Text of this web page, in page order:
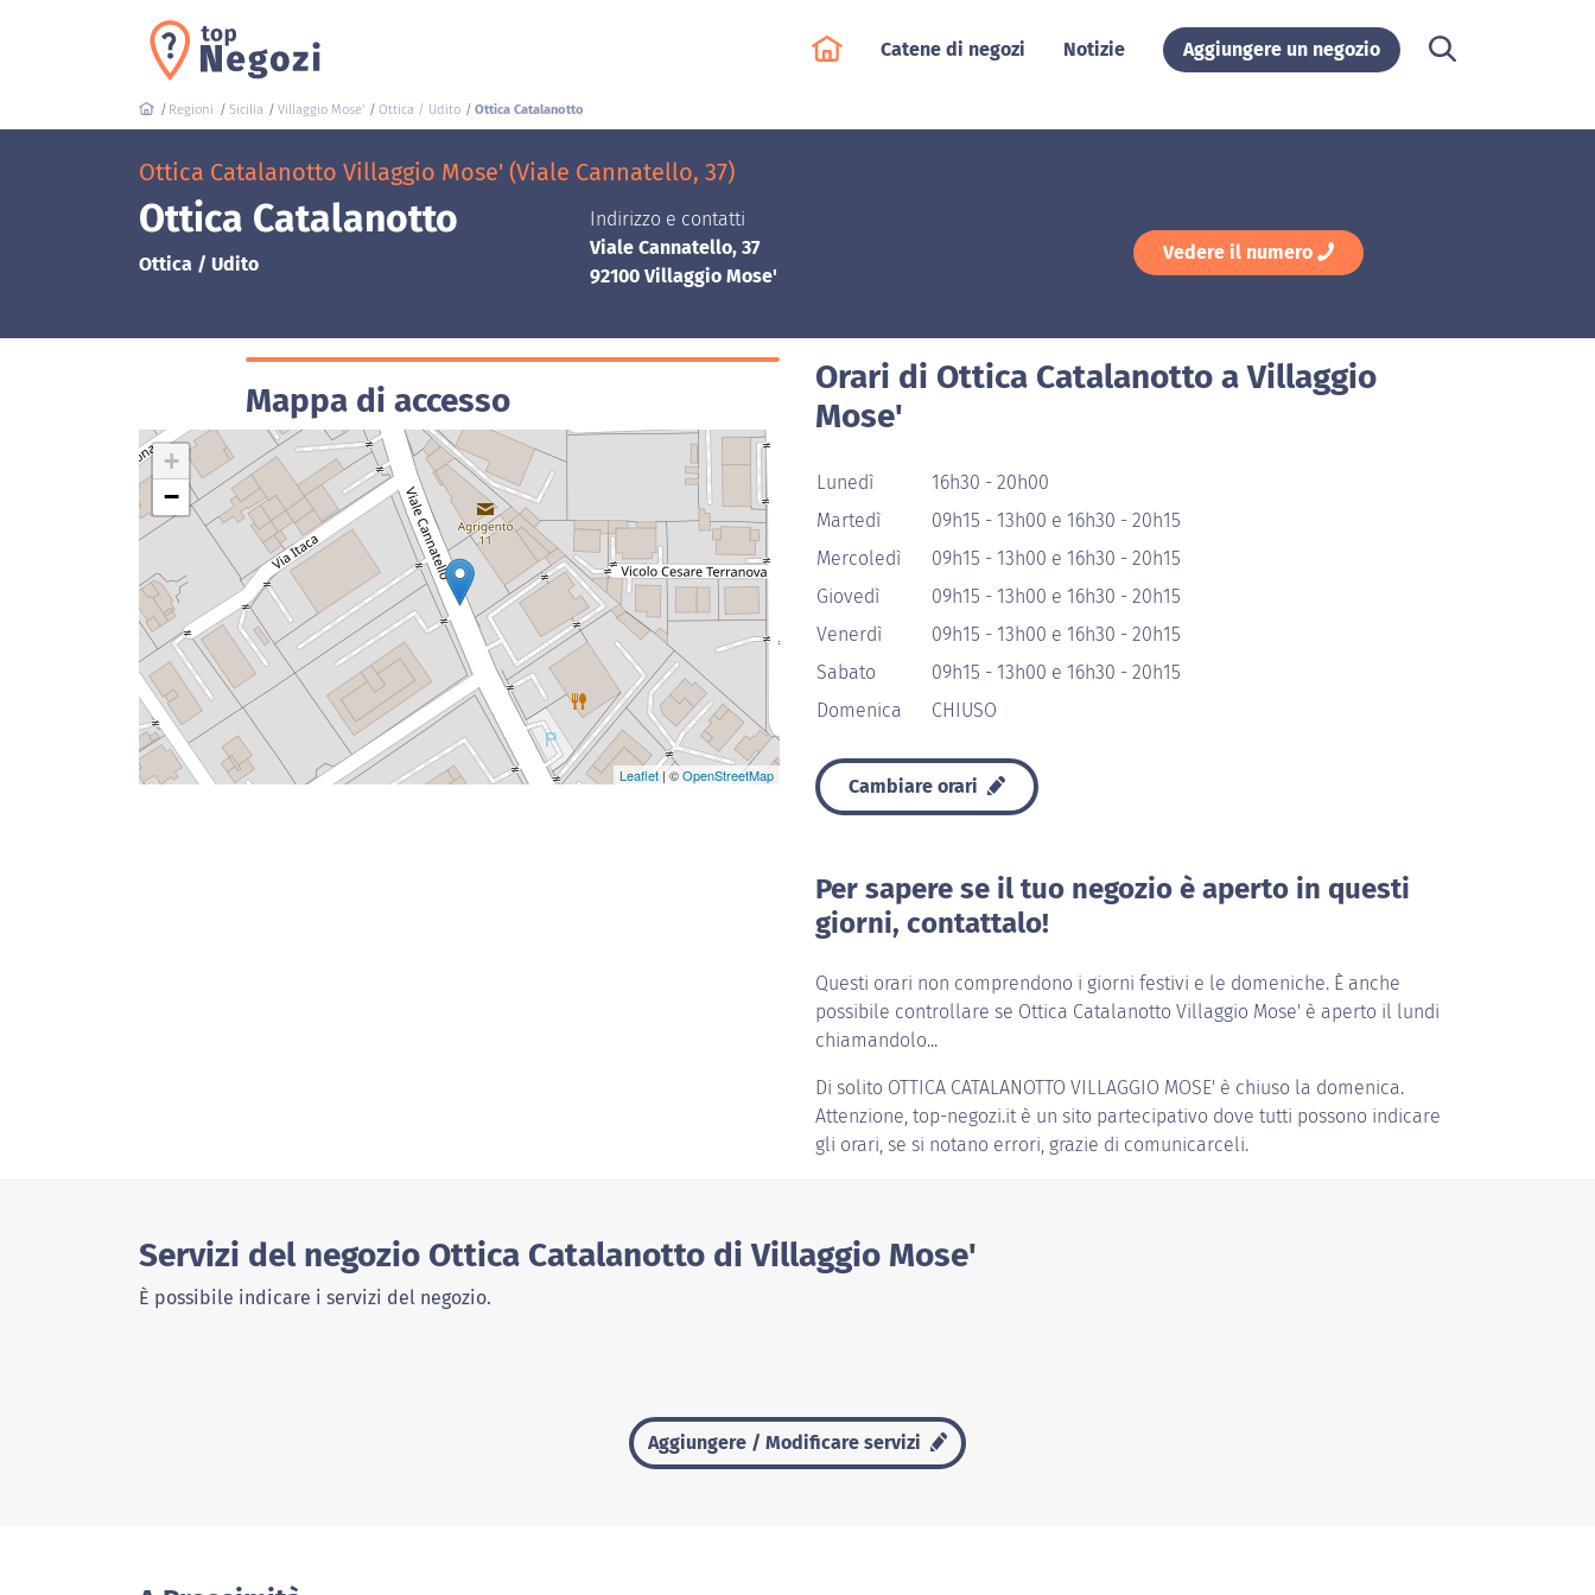
Catene di negozi Notizie Aggiungere un negozio
Regioni Sicilia Villaggio Mose' Ottica / Udito Ottica Catalanotto
Ottica Catalanotto Villaggio Mose' (Viale Cannatello, 37)
Ottica Catalanotto
Ottica / Udito
Indirizzo e contatti
Viale Cannatello, 37
92100 Villaggio Mose'
Vedere il numero
Mappa di accesso
+
−
Leaflet | ©OpenStreetMap
Orari di Ottica Catalanotto a Villaggio
Mose'
Lunedì
16h30 - 20h00
Martedì
09h15 - 13h00 e 16h30 - 20h15
Mercoledì
09h15 - 13h00 e 16h30 - 20h15
Giovedì
09h15 - 13h00 e 16h30 - 20h15
Venerdì
09h15 - 13h00 e 16h30 - 20h15
Sabato
09h15 - 13h00 e 16h30 - 20h15
Domenica
CHIUSO
Cambiare orari
Per sapere se il tuo negozio è aperto in questi
giorni, contattalo!
Questi orari non comprendono i giorni festivi e le domeniche. È anche
possibile controllare se Ottica Catalanotto Villaggio Mose' è aperto il lundi
chiamandolo...
Di solito OTTICA CATALANOTTO VILLAGGIO MOSE' è chiuso la domenica.
Attenzione, top-negozi.it è un sito partecipativo dove tutti possono indicare
gli orari, se si notano errori, grazie di comunicarceli.
Servizi del negozio Ottica Catalanotto di Villaggio Mose'
È possibile indicare i servizi del negozio.
Aggiungere / Modificare servizi